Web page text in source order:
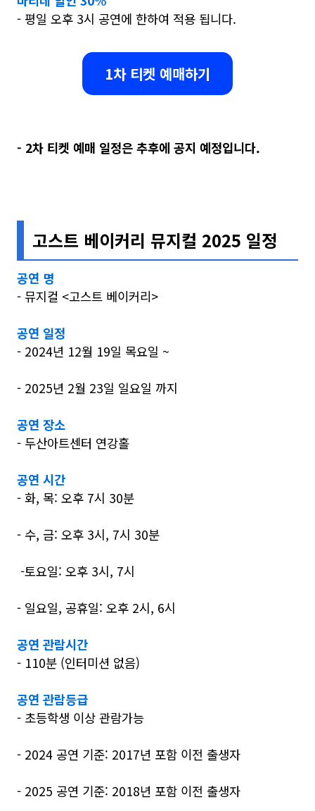
- 평일 오후 3시 공연에 한하여 적용 됩니다.
1차 티켓 예매하기
- 2차 티켓 예매 일정은 추후에 공지 예정입니다.
고스트 베이커리 뮤지컬 2025 일정
공연 명
- 뮤지컬 <고스트 베이커리>
공연 일정
- 2024년 12월 19일 목요일 ~
- 2025년 2월 23일 일요일 까지
공연 장소
- 두산아트센터 연강홀
공연 시간
- 화, 목: 오후 7시 30분
- 수, 금: 오후 3시, 7시 30분
-토요일: 오후 3시, 7시
- 일요일, 공휴일: 오후 2시, 6시
공연 관람시간
- 110분 (인터미션 없음)
공연 관람등급
- 초등학생 이상 관람가능
- 2024 공연 기준: 2017년 포함 이전 출생자
- 2025 공연 기준: 2018년 포함 이전 출생자